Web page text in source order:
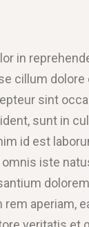
in
cillum dolore
sint
sunt in
id est
iste
aperiam,